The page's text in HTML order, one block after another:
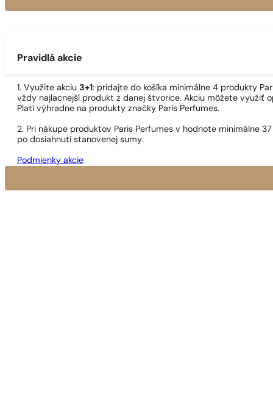
Pravidlá akcie
1. Využite akciu 3+1: pridajte do košíka minimálne 4 produkty
vždy najlacnejší produkt z danej štvorice. Akciu môžete využiť
Platí výhradne na produkty značky Paris Perfumes.
2. Pri nákupe produktov Paris Perfumes v hodnote minimálne
po dosiahnutí stanovenej sumy.
Podmienky akcie